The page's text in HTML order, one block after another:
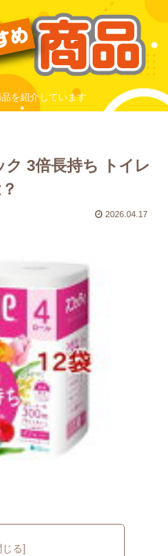
を紹介しています
ク 3倍長持ち トイレ
2026.04.17